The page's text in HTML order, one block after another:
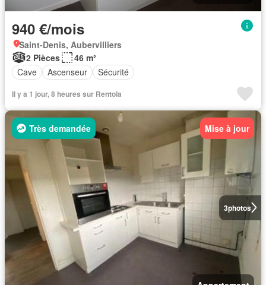
940 €/mois
Saint-Denis, Aubervilliers
2 Pièces
46 m²
Cave
Ascenseur Sécurité
Il y a 1 jour, 8 heures sur Rentola
3photos
Très demandée Mise à jour